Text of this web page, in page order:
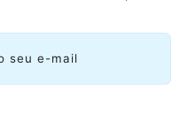
seu e-mail